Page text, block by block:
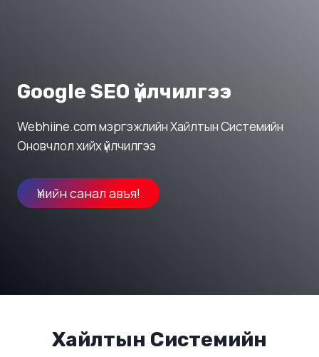
Google SEO үйлчилгээ
Webhiine.com мэргэжлийн Хайлтын Системийн
Оновчлол хийх үйлчилгээ
Үнийн санал авъя!
Хайлтын Системийн